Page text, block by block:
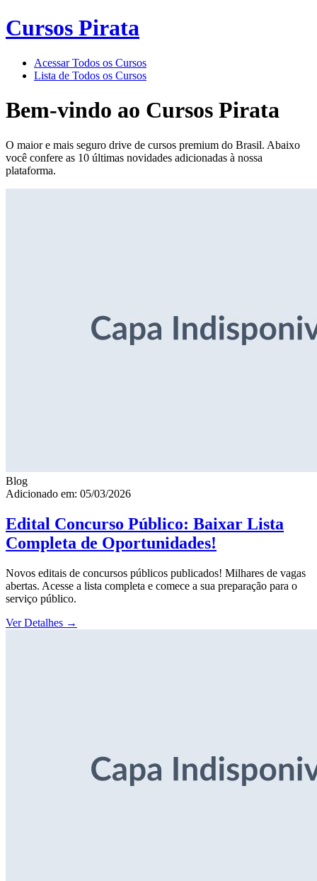
Cursos Pirata
Acessar Todos os Cursos
Lista de Todos os Cursos
Bem-vindo ao Cursos Pirata
O maior e mais seguro drive de cursos premium do Brasil. Abaixo
você confere as 10 últimas novidades adicionadas à nossa
plataforma.
Blog
Adicionado em: 05/03/2026
Edital Concurso Público: Baixar Lista
Completa de Oportunidades!
Novos editais de concursos públicos publicados! Milhares de vagas
abertas. Acesse a lista completa e comece a sua preparação para o
serviço público.
Ver Detalhes →